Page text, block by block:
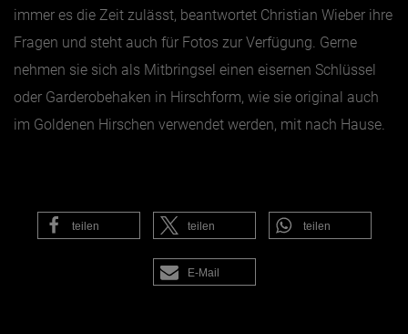
immer es die Zeit zulässt, beantwortet Christian Wieber ihre
Fragen und steht auch für Fotos zur Verfügung. Gerne
nehmen sie sich als Mitbringsel einen eisernen Schlüssel
oder Garderobehaken in Hirschform, wie sie original auch
im Goldenen Hirschen verwendet werden, mit nach Hause.
teilen teilen teilen
E-Mail